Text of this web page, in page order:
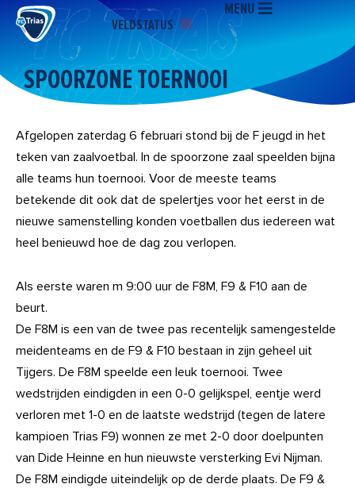
naar
inhoud
VELDSTATUS
MENU
SPOORZONE TOERNOOI
Afgelopen zaterdag 6 februari stond bij de F jeugd in het
teken van zaalvoetbal. In de spoorzone zaal speelden bijna
alle teams hun toernooi. Voor de meeste teams
betekende dit ook dat de spelertjes voor het eerst in de
nieuwe samenstelling konden voetballen dus iedereen wat
heel benieuwd hoe de dag zou verlopen.
Als eerste waren m 9:00 uur de F8M, F9 & F10 aan de
beurt.
De F8M is een van de twee pas recentelijk samengestelde
meidenteams en de F9 & F10 bestaan in zijn geheel uit
Tijgers. De F8M speelde een leuk toernooi. Twee
wedstrijden eindigden in een 0-0 gelijkspel, eentje werd
verloren met 1-0 en de laatste wedstrijd (tegen de latere
kampioen Trias F9) wonnen ze met 2-0 door doelpunten
van Dide Heinne en hun nieuwste versterking Evi Nijman.
De F8M eindigde uiteindelijk op de derde plaats. De F9 &